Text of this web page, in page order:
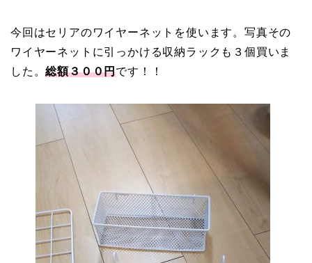
今回はセリアのワイヤーネットを使います。写真その
ワイヤーネットに引っかける収納ラックも３個買いま
した。総額３００円です！！